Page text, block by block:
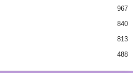
967
840
813
488